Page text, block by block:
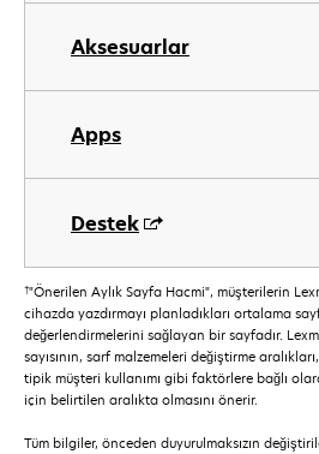
Aksesuarlar
Apps
Destek
†"Önerilen Aylık Sayfa Hacmi", müşterilerin
cihazda yazdırmayı planladıkları ortalama
değerlendirmelerini sağlayan bir sayfadır.
sayısının, sarf malzemeleri değiştirme
tipik müşteri kullanımı gibi faktörlere bağlı
için belirtilen aralıkta olmasını önerir.
Tüm bilgiler, önceden duyurulmaksızın